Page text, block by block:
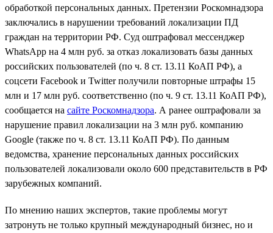
обработкой персональных данных. Претензии Роскомнадзора
заключались в нарушении требований локализации ПД
граждан на территории РФ. Суд оштрафовал мессенджер
WhatsApp на 4 млн руб. за отказ локализовать базы данных
российских пользователей (по ч. 8 ст. 13.11 КоАП РФ), а
соцсети Facebook и Twitter получили повторные штрафы 15
млн и 17 млн руб. соответственно (по ч. 9 ст. 13.11 КоАП РФ),
сообщается на сайте Роскомнадзора. А ранее оштрафовали за
нарушение правил локализации на 3 млн руб. компанию
Google (также по ч. 8 ст. 13.11 КоАП РФ). По данным
ведомства, хранение персональных данных российских
пользователей локализовали около 600 представительств в РФ
зарубежных компаний.
По мнению наших экспертов, такие проблемы могут
затронуть не только крупный международный бизнес, но и